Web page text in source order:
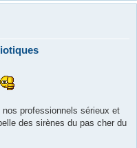
professionnels sérieux et
des sirènes du pas cher du